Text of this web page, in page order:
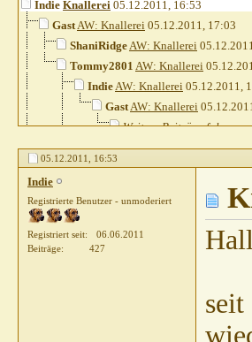
Indie Knallerei 05.12.2011, 16:53
GastAW: Knallerei 05.12.2011, 17:03
ShaniRidgeAW: Knallerei
Tommy2801 AW: Knallerei
IndieAW: Knallerei 05.12.2011,
GastAW: Knallerei
Weitere Beiträge folgen...
IndieAW: Knallerei05.12.2011,
ChappyxxsAW: Knallerei
Villea
AW: Knallerei 05.12.2011,
Villea
AW: Knallerei 05.12.2011, 17:15
05.12.2011, 16:53
Indie
Registrierte Benutzer - unmoderiert
Registriert seit
06.06.2011
Beiträge
427
seit